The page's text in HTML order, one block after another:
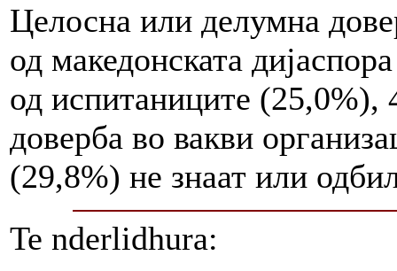
Целосна или делумна
од македонската
од испитаниците (25,0%),
доверба во вакви
(29,8%) не знаат или
Te nderlidhura: